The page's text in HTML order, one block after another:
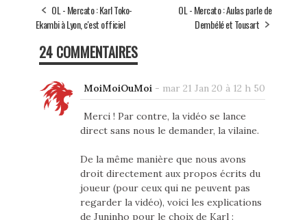
OL - Mercato : Karl Toko-
Ekambi à Lyon, c'est officiel
OL - Mercato : Aulas parle de
Dembélé et Tousart
24 COMMENTAIRES
MoiMoiOuMoi- mar 21 Jan 20 à 12 h 50
Merci ! Par contre, la vidéo se lance
direct sans nous le demander, la vilaine.
De la même manière que nous avons
droit directement aux propos écrits du
joueur (pour ceux qui ne peuvent pas
regarder la vidéo), voici les explications
de Juninho pour le choix de Karl :